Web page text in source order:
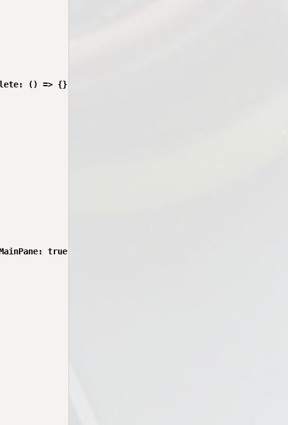
() => {} });
true, id: 0, onDelete: () => {} });